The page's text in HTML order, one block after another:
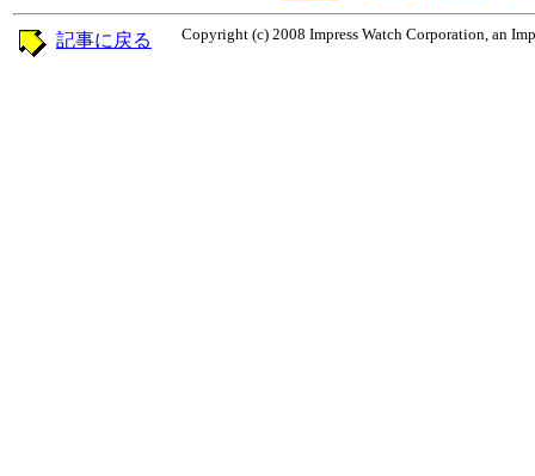
記事に戻る Copyright (c) 2008 Impress Watch Corporation, an